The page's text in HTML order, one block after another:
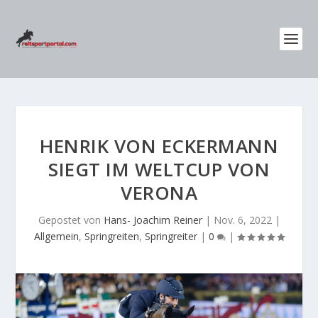
HENRIK VON ECKERMANN
SIEGT IM WELTCUP VON
VERONA
Gepostet von Hans- Joachim Reiner| Nov. 6, 2022|
Allgemein, Springreiten, Springreiter | 0 |